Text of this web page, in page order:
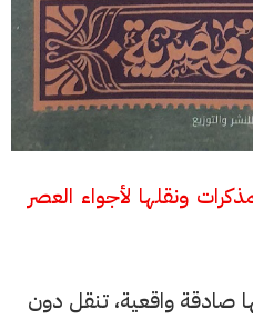
ونقلها لأجواء العصر
صادقة واقعية، تنقل دون